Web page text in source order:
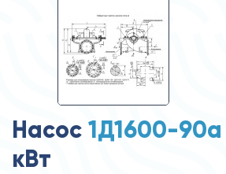
Насос 1Д1600-90а
кВт